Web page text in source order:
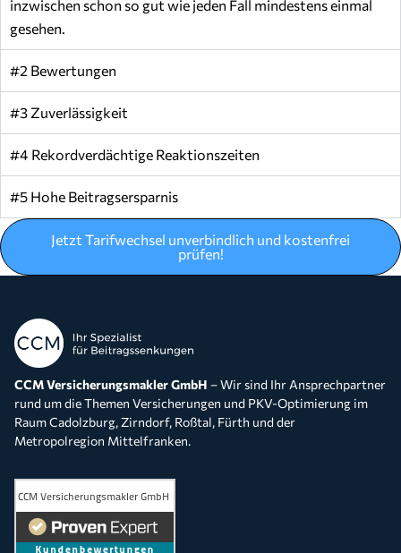
inzwischen schon so gut wie jeden Fall mindestens einmal
gesehen.
#2 Bewertungen
#3 Zuverlässigkeit
#4 Rekordverdächtige Reaktionszeiten
#5 Hohe Beitragsersparnis
Jetzt Tarifwechsel unverbindlich und kostenfrei
prüfen!
CCM Versicherungsmakler GmbH – Wir sind Ihr Ansprechpartner
rund um die Themen Versicherungen und PKV-Optimierung im
Raum Cadolzburg, Zirndorf, Roßtal, Fürth und der
Metropolregion Mittelfranken.